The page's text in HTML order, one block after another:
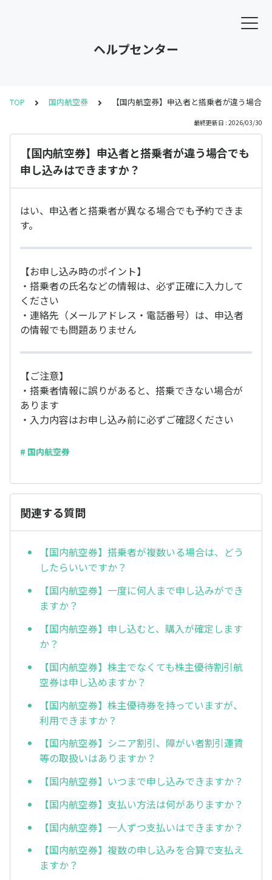
ヘルプセンター
TOP 国内航空券 【国内航空券】申込者と搭乗者が違う場合
最終更新日 : 2026/03/30
【国内航空券】申込者と搭乗者が違う場合でも
申し込みはできますか？
はい、申込者と搭乗者が異なる場合でも予約できま
す。
【お申し込み時のポイント】
・搭乗者の氏名などの情報は、必ず正確に入力して
ください
・連絡先（メールアドレス・電話番号）は、申込者
の情報でも問題ありません
【ご注意】
・搭乗者情報に誤りがあると、搭乗できない場合が
あります
・入力内容はお申し込み前に必ずご確認ください
# 国内航空券
関連する質問
【国内航空券】搭乗者が複数いる場合は、どう
したらいいですか？
【国内航空券】一度に何人まで申し込みができ
ますか？
【国内航空券】申し込むと、購入が確定します
か？
【国内航空券】株主でなくても株主優待割引航
空券は申し込めますか？
【国内航空券】株主優待券を持っていますが、
利用できますか？
【国内航空券】シニア割引、障がい者割引運賃
等の取扱いはありますか？
【国内航空券】いつまで申し込みできますか？
【国内航空券】支払い方法は何がありますか？
【国内航空券】一人ずつ支払いはできますか？
【国内航空券】複数の申し込みを合算で支払え
ますか？